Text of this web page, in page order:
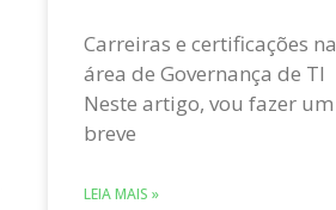
Carreiras e certificações na
área de Governança de TI
Neste artigo, vou fazer um
breve
LEIA MAIS »